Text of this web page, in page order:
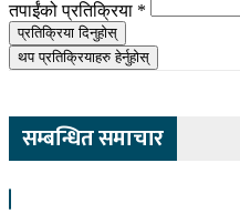
तपाईंको प्रतिक्रिया *
प्रतिक्रिया दिनुहोस्
थप प्रतिक्रियाहरु हेर्नुहोस्
सम्बन्धित समाचार